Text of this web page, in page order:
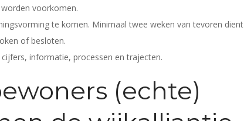
voorkomen.
te komen. Minimaal twee weken van tevoren dient
of besloten.
informatie, processen en trajecten.
(echte)